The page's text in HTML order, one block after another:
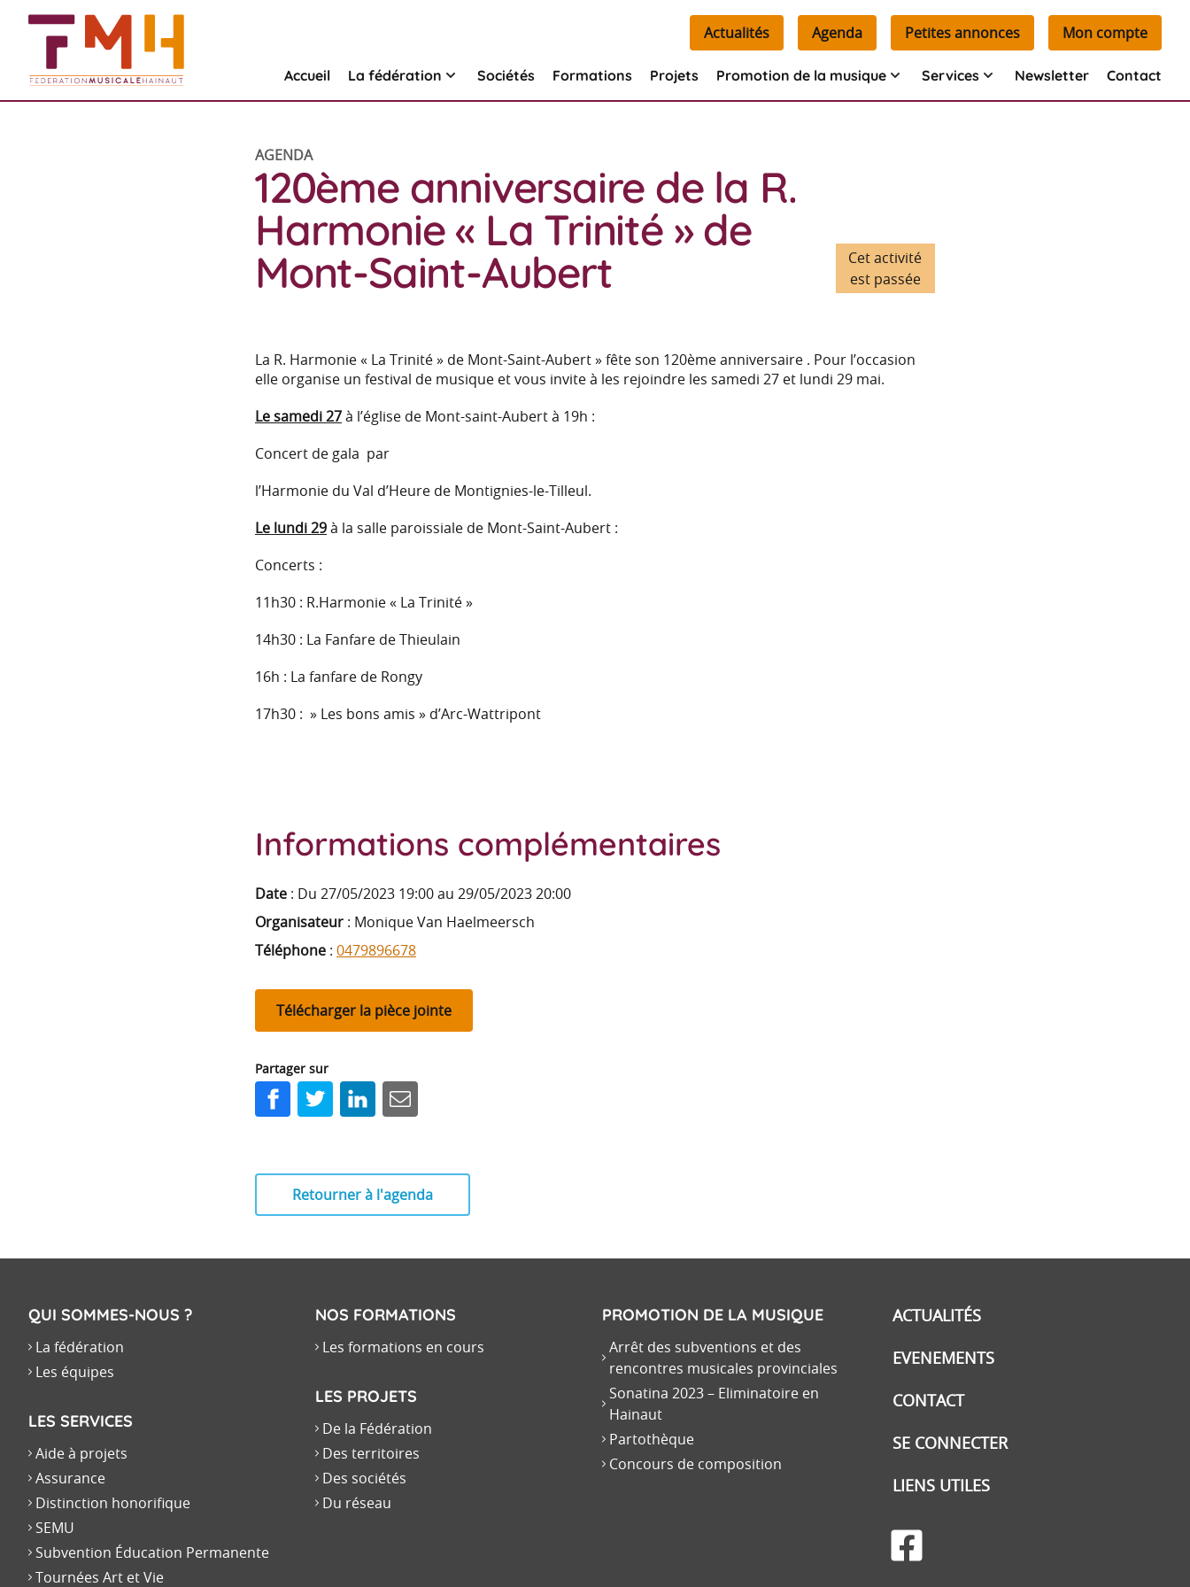
Actualités Agenda Petites annonces Mon compte
Accueil La fédération Sociétés Formations Projets Promotion de la musique Services Newsletter Contact
AGENDA
120ème anniversaire de la R.
Harmonie « La Trinité » de
Mont-Saint-Aubert
Cet activité
est passée
La R. Harmonie « La Trinité » de Mont-Saint-Aubert » fête son 120ème anniversaire . Pour l’occasion
elle organise un festival de musique et vous invite à les rejoindre les samedi 27 et lundi 29 mai.
Le samedi 27à l’église de Mont-saint-Aubert à 19h :
Concert de gala par
l’Harmonie du Val d’Heure de Montignies-le-Tilleul.
Le lundi 29à la salle paroissiale de Mont-Saint-Aubert :
Concerts :
11h30 : R.Harmonie « La Trinité »
14h30 : La Fanfare de Thieulain
16h : La fanfare de Rongy
17h30 : » Les bons amis » d’Arc-Wattripont
Informations complémentaires
Date : Du 27/05/2023 19:00 au 29/05/2023 20:00
Organisateur : Monique Van Haelmeersch
Téléphone : 0479896678
Télécharger la pièce jointe
Partager sur
FacebookTwitterLinkedInE-mail
Retourner à l'agenda
QUI SOMMES-NOUS ?
La fédération
Les équipes
LES SERVICES
Aide à projets
Assurance
Distinction honorifique
SEMU
Subvention Éducation Permanente
Tournées Art et Vie
NOS FORMATIONS
Les formations en cours
LES PROJETS
De la Fédération
Des territoires
Des sociétés
Du réseau
PROMOTION DE LA MUSIQUE
Arrêt des subventions et des
rencontres musicales provinciales
Sonatina 2023 – Eliminatoire en
Hainaut
Partothèque
Concours de composition
ACTUALITÉS
EVENEMENTS
CONTACT
SE CONNECTER
LIENS UTILES